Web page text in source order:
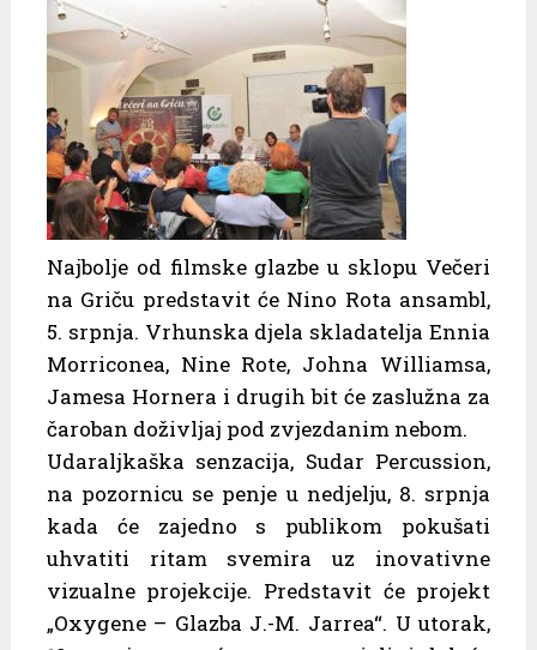
Najbolje od filmske glazbe u sklopu Večeri
na Griču predstavit će Nino Rota ansambl,
5. srpnja. Vrhunska djela skladatelja Ennia
Morriconea, Nine Rote, Johna Williamsa,
Jamesa Hornera i drugih bit će zaslužna za
čaroban doživljaj pod zvjezdanim nebom.
Udaraljkaška senzacija, Sudar Percussion,
na pozornicu se penje u nedjelju, 8. srpnja
kada će zajedno s publikom pokušati
uhvatiti ritam svemira uz inovativne
vizualne projekcije. Predstavit će projekt
„Oxygene – Glazba J.-M. Jarrea“. U utorak,